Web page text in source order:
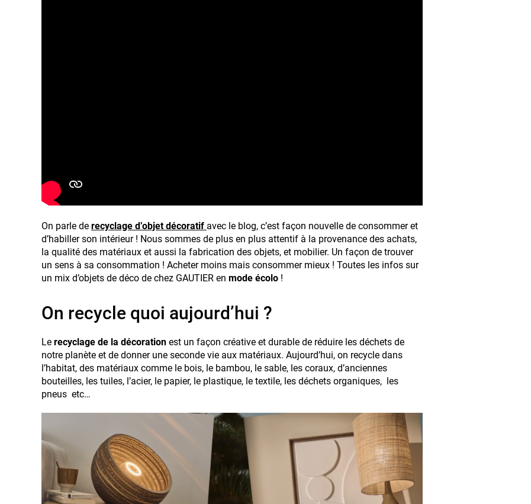
On parle de recyclage d’objet décoratif avec le blog, c’est façon nouvelle de consommer et
d’habiller son intérieur ! Nous sommes de plus en plus attentif à la provenance des achats,
la qualité des matériaux et aussi la fabrication des objets, et mobilier. Un façon de trouver
un sens à sa consommation ! Acheter moins mais consommer mieux ! Toutes les infos sur
un mix d’objets de déco de chez GAUTIER en mode écolo !
On recycle quoi aujourd’hui ?
Le recyclage de la décoration est un façon créative et durable de réduire les déchets de
notre planète et de donner une seconde vie aux matériaux. Aujourd’hui, on recycle dans
l’habitat, des matériaux comme le bois, le bambou, le sable, les coraux, d’anciennes
bouteilles, les tuiles, l’acier, le papier, le plastique, le textile, les déchets organiques, les
pneus etc…